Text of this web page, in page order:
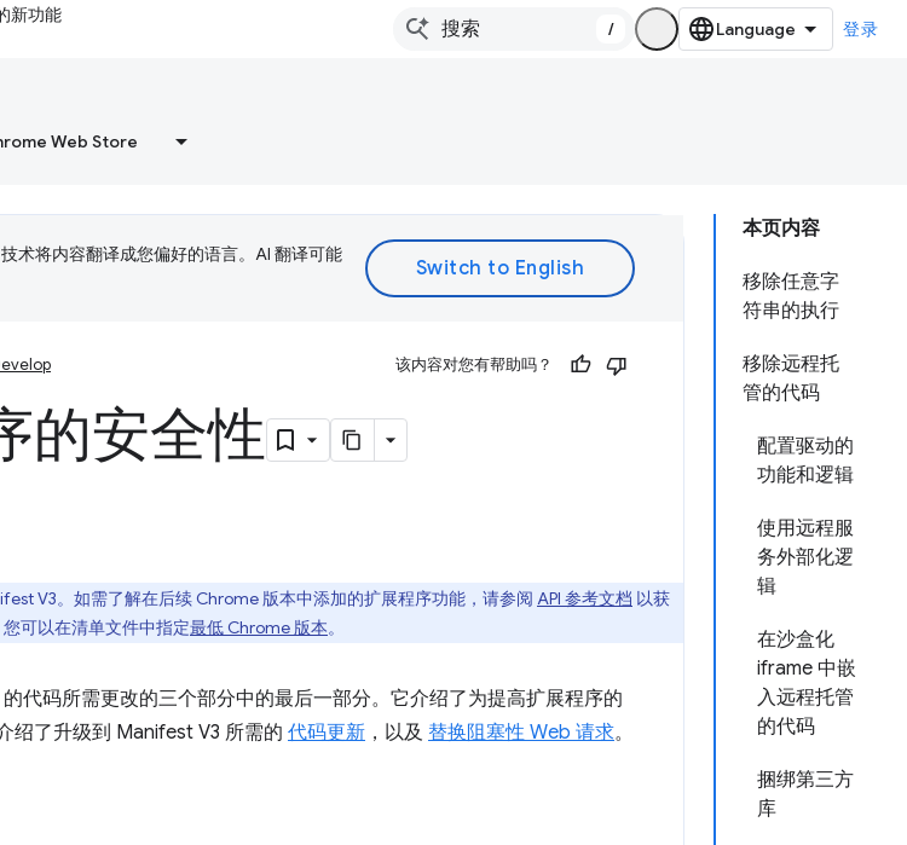
新功能
/ 登录
Web Store
本页内容
移除任意字
符串的执行
移除远程托
管的代码
配置驱动的
功能和逻辑
使用远程服
务外部化逻
辑
在沙盒化
iframe 中嵌
入远程托管
的代码
捆绑第三方
库
术将内容翻译成您偏好的语言。AI 翻译可能
该内容对您有帮助吗？
的安全性
V3。如需了解在后续 Chrome 版本中添加的扩展程序功能，请参阅 API 参考文档 以获
可以在清单文件中指定最低 Chrome 版本。
代码所需更改的三个部分中的最后一部分。它介绍了为提高扩展程序的
绍了升级到 Manifest V3 所需的 代码更新 ，以及 替换阻塞性 Web 请求。